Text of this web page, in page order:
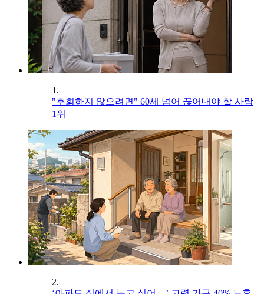
1.
"후회하지 않으려면" 60세 넘어 끊어내야 할 사람
1위
2.